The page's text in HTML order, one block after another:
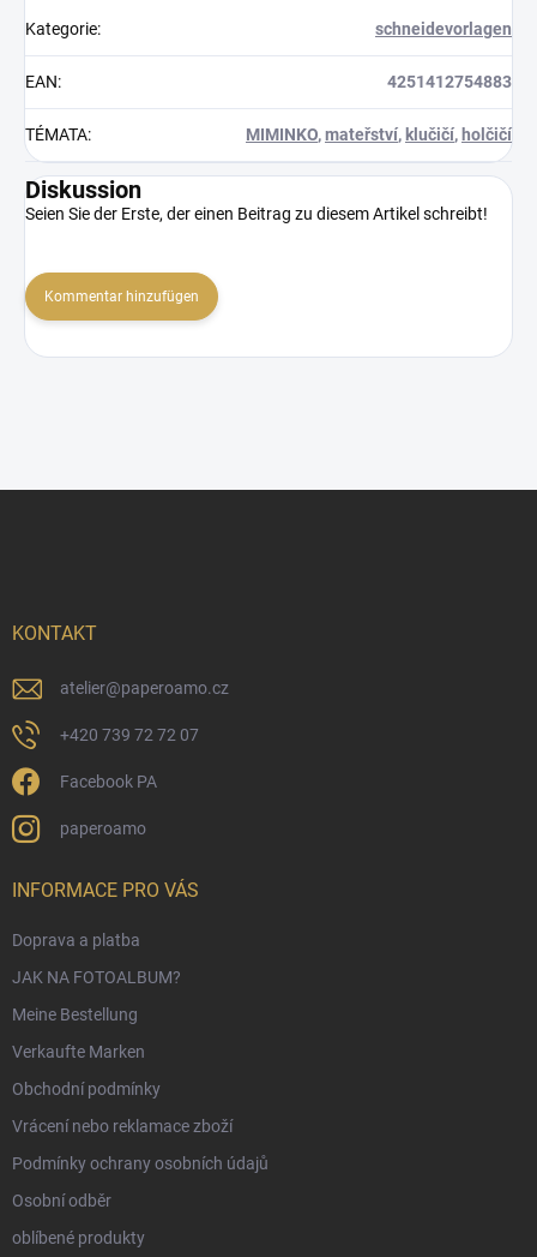
Kategorie: schneidevorlagen
EAN: 4251412754883
TÉMATA: MIMINKO,mateřství, klučičí, holčičí
Diskussion
Seien Sie der Erste, der einen Beitrag zu diesem Artikel schreibt!
Kommentar hinzufügen
KONTAKT
atelier@paperoamo.cz
+420 739 72 72 07
Facebook PA
paperoamo
INFORMACE PRO VÁS
Doprava a platba
JAK NA FOTOALBUM?
Meine Bestellung
Verkaufte Marken
Obchodní podmínky
Vrácení nebo reklamace zboží
Podmínky ochrany osobních údajů
Osobní odběr
oblíbené produkty